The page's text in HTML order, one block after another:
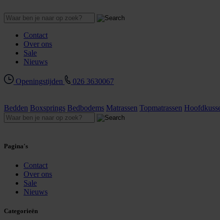
Contact
Over ons
Sale
Nieuws
Openingstijden 026 3630067
Bedden Boxsprings Bedbodems Matrassen Topmatrassen
Pagina's
Contact
Over ons
Sale
Nieuws
Categorieën